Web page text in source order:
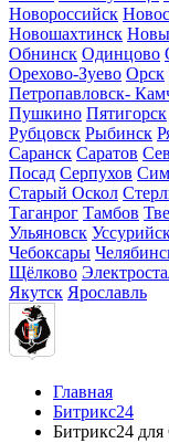
Новороссийск
Новошахтинск
Обнинск Одинцово
Орехово-Зуево Орск
Петропавловск-
Пушкино Пятигорск
Рубцовск Рыбинск
Саранск Саратов
Посад Серпухов
Старый Оскол
Таганрог Тамбов
Ульяновск
Чебоксары
Щёлково
Якутск Ярославль
Главная
Битрикс24
Битрикс24